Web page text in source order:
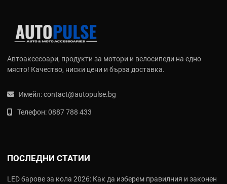
Автоаксесоари, продукти за мотори и велосипеди на едно
място! Качество, ниски цени и бърза доставка.
Имейл:contact@autopulse.bg
Телефон:0887 788 433
ПОСЛЕДНИ СТАТИИ
LED барове за кола 2026: Как да изберем правилния и законен